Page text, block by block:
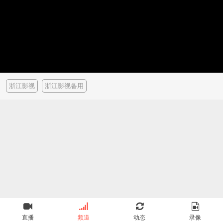
浙江影视 浙江影视备用
直播 频道 动态 录像